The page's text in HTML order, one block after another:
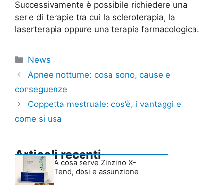
Successivamente è possibile richiedere una
serie di terapie tra cui la scleroterapia, la
laserterapia oppure una terapia farmacologica.
Categorie
News
Apnee notturne: cosa sono, cause e
conseguenze
Coppetta mestruale: cos’è, i vantaggi e
come si usa
Articoli recenti
A cosa serve Zinzino X-
Tend, dosi e assunzione